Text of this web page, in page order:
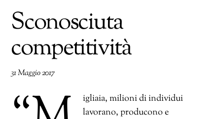
Sconosciuta
competitività
31 Maggio 2017
igliaia, milioni di individui
lavorano, producono e